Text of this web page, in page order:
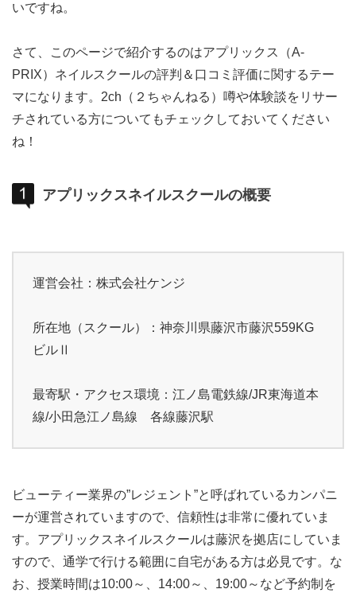
いですね。
さて、このページで紹介するのはアプリックス（A-
PRIX）ネイルスクールの評判＆口コミ評価に関するテー
マになります。2ch（２ちゃんねる）噂や体験談をリサー
チされている方についてもチェックしておいてください
ね！
アプリックスネイルスクールの概要
運営会社：株式会社ケンジ
所在地（スクール）：神奈川県藤沢市藤沢559KG
ビルⅡ
最寄駅・アクセス環境：江ノ島電鉄線/JR東海道本
線/小田急江ノ島線 各線藤沢駅
ビューティー業界の”レジェント”と呼ばれているカンパニ
ーが運営されていますので、信頼性は非常に優れていま
す。アプリックスネイルスクールは藤沢を拠店にしていま
すので、通学で行ける範囲に自宅がある方は必見です。な
お、授業時間は10:00～、14:00～、19:00～など予約制を